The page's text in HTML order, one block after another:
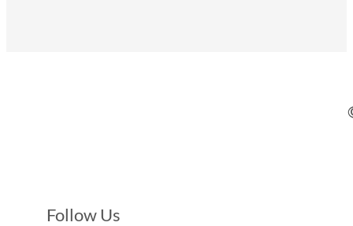
Follow Us